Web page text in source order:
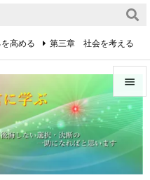


メニュ
高める 第三章 社会を考える
乗り越えるための心得
るための心得